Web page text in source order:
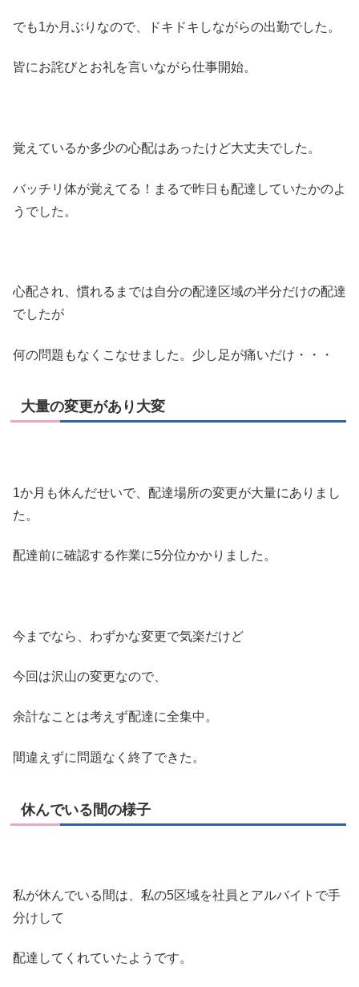
でも1か月ぶりなので、ドキドキしながらの出勤でした。
皆にお詫びとお礼を言いながら仕事開始。
覚えているか多少の心配はあったけど大丈夫でした。
バッチリ体が覚えてる！まるで昨日も配達していたかのよ
うでした。
心配され、慣れるまでは自分の配達区域の半分だけの配達
でしたが
何の問題もなくこなせました。少し足が痛いだけ・・・
大量の変更があり大変
1か月も休んだせいで、配達場所の変更が大量にありまし
た。
配達前に確認する作業に5分位かかりました。
今までなら、わずかな変更で気楽だけど
今回は沢山の変更なので、
余計なことは考えず配達に全集中。
間違えずに問題なく終了できた。
休んでいる間の様子
私が休んでいる間は、私の5区域を社員とアルバイトで手
分けして
配達してくれていたようです。